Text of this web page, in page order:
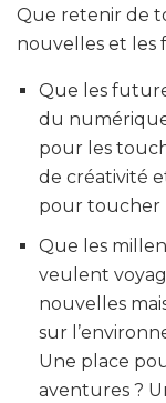
Que retenir de
nouvelles et les
Que les
du
pour les
de créativité
pour toucher
Que les
veulent
nouvelles
sur
Une place
aventures ?